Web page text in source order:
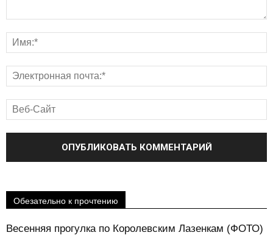
Обезательно к прочтению
Весенняя прогулка по Королевским Лазенкам (ФОТО)